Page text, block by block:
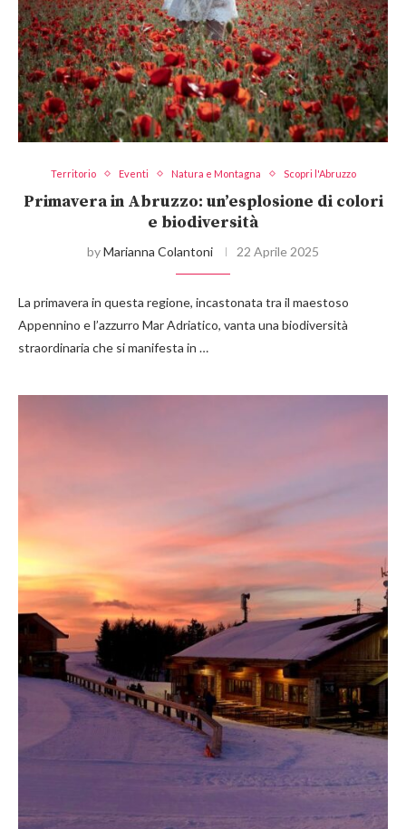
Territorio Eventi Natura e Montagna Scopri l'Abruzzo
Primavera in Abruzzo: un’esplosione di colori
e biodiversità
byMarianna Colantoni 22 Aprile 2025
La primavera in questa regione, incastonata tra il maestoso
Appennino e l’azzurro Mar Adriatico, vanta una biodiversità
straordinaria che si manifesta in …